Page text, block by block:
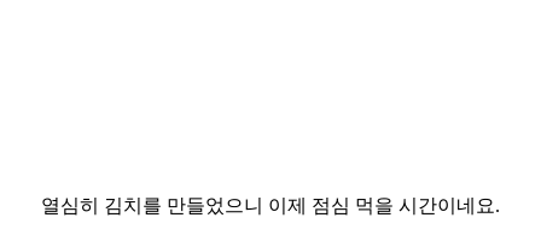
열심히 김치를 만들었으니 이제 점심 먹을 시간이네요.